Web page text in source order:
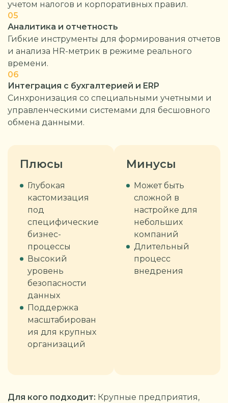
учетом налогов и корпоративных правил.
05
Аналитика и отчетность
Гибкие инструменты для формирования отчетов
и анализа HR-метрик в режиме реального
времени.
06
Интеграция с бухгалтерией и ERP
Синхронизация со специальными учетными и
управленческими системами для бесшовного
обмена данными.
Плюсы
Глубокая
кастомизация
под
специфические
бизнес-
процессы
Высокий
уровень
безопасности
данных
Поддержка
масштабирован
ия для крупных
организаций
Минусы
Может быть
сложной в
настройке для
небольших
компаний
Длительный
процесс
внедрения
Для кого подходит: Крупные предприятия,